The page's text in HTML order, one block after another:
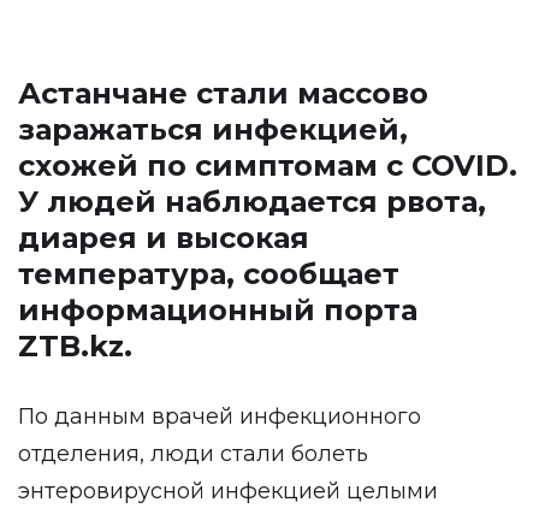
Астанчане стали массово
заражаться инфекцией,
схожей по симптомам с COVID.
У людей наблюдается рвота,
диарея и высокая
температура, сообщает
информационный порта
ZTB.kz.
По данным врачей инфекционного
отделения, люди стали болеть
энтеровирусной инфекцией целыми